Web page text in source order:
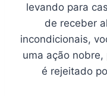
levando para
de receber
incondicionais,
uma ação
é rejeitado